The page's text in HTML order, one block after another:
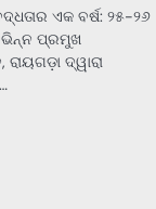
ଏକ ବର୍ଷ: ୨୫-୨୬
ପ୍ରମୁଖ
ଦ୍ୱାରା